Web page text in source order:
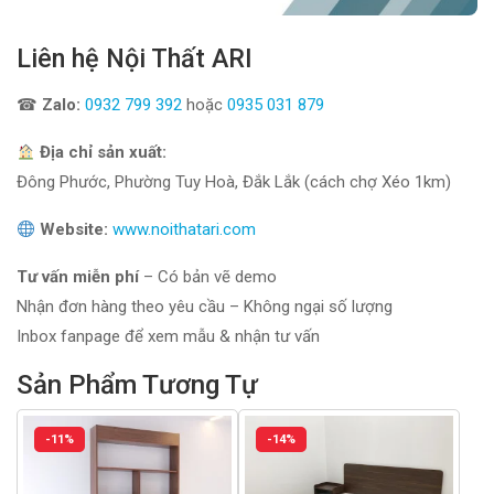
Liên hệ Nội Thất ARI
☎ Zalo: 0932 799 392 hoặc 0935 031 879
Địa chỉ sản xuất:
Đông Phước, Phường Tuy Hoà, Đắk Lắk (cách chợ Xéo 1km)
Website: www.noithatari.com
Tư vấn miễn phí– Có bản vẽ demo
Nhận đơn hàng theo yêu cầu – Không ngại số lượng
Inbox fanpage để xem mẫu & nhận tư vấn
Sản Phẩm Tương Tự
-11% -14%